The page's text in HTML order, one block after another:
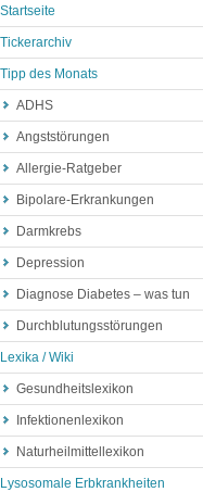
Startseite
Tickerarchiv
Tipp des Monats
ADHS
Angststörungen
Allergie-Ratgeber
Bipolare-Erkrankungen
Darmkrebs
Depression
Diagnose Diabetes – was tun
Durchblutungsstörungen
Lexika / Wiki
Gesundheitslexikon
Infektionenlexikon
Naturheilmittellexikon
Lysosomale Erbkrankheiten